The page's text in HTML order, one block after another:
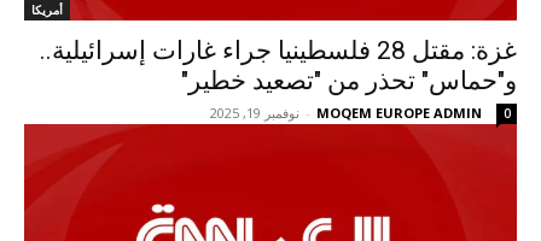
أمريكا
غزة: مقتل 28 فلسطينيا جراء غارات إسرائيلية..
و"حماس" تحذر من "تصعيد خطير"
MOQEM EUROPE ADMIN
- نوفمبر 19, 2025 0